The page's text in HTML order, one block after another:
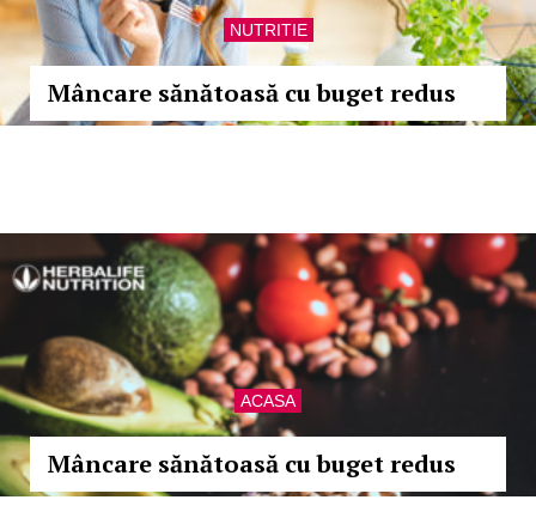
NUTRITIE
Mâncare sănătoasă cu buget redus
ACASA
Mâncare sănătoasă cu buget redus